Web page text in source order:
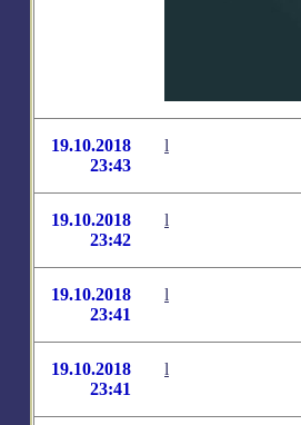
19.10.2018
23:43
l
19.10.2018
23:42
l
19.10.2018
23:41
l
19.10.2018
23:41
l